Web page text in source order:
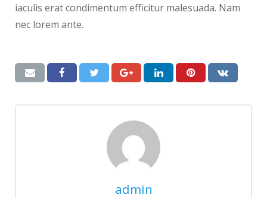
iaculis erat condimentum efficitur malesuada. Nam
nec lorem ante.
admin